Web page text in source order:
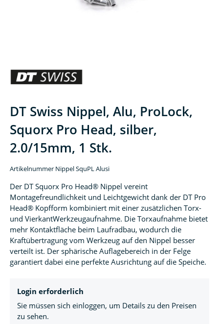
DT Swiss Nippel, Alu, ProLock,
Squorx Pro Head, silber,
2.0/15mm, 1 Stk.
Artikelnummer Nippel SquPL Alusi
Der DT Squorx Pro Head® Nippel vereint
Montagefreundlichkeit und Leichtgewicht dank der DT Pro
Head® Kopfform kombiniert mit einer zusätzlichen Torx-
und VierkantWerkzeugaufnahme. Die Torxaufnahme bietet
mehr Kontaktfläche beim Laufradbau, wodurch die
Kraftübertragung vom Werkzeug auf den Nippel besser
verteilt ist. Der sphärische Auflagebereich in der Felge
garantiert dabei eine perfekte Ausrichtung auf die Speiche.
Login erforderlich
Sie müssen sich einloggen, um Details zu den Preisen
zu sehen.